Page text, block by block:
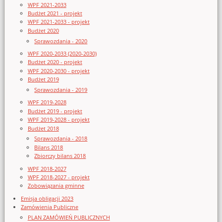
WPF 2021-2033
Budżet 2021 - projekt
WPF 2021-2033 - projekt
Budżet 2020
Sprawozdania - 2020
WPF 2020-2033 (2020-2030)
Budżet 2020 - projekt
WPF 2020-2030 - projekt
Budżet 2019
Sprawozdania - 2019
WPF 2019-2028
Budżet 2019 - projekt
WPF 2019-2028 - projekt
Budżet 2018
Sprawozdania - 2018
Bilans 2018
Zbiorczy bilans 2018
WPF 2018-2027
WPF 2018-2027 - projekt
Zobowiązania gminne
Emisja obligacji 2023
Zamówienia Publiczne
PLAN ZAMÓWIEŃ PUBLICZNYCH